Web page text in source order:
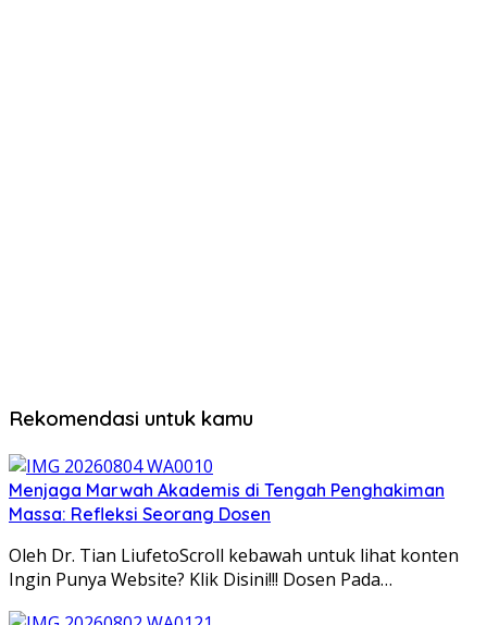
Rekomendasi untuk kamu
Menjaga Marwah Akademis di Tengah Penghakiman
Massa: Refleksi Seorang Dosen
Oleh Dr. Tian LiufetoScroll kebawah untuk lihat konten
Ingin Punya Website? Klik Disini!!! Dosen Pada…